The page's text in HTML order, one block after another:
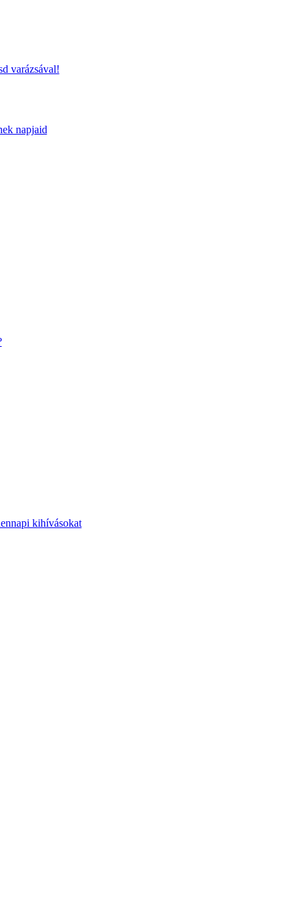
varázsával!
napjaid
kihívásokat